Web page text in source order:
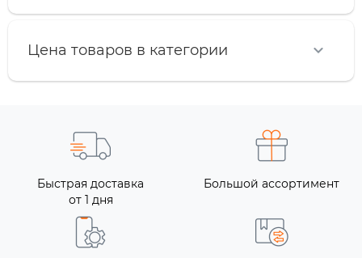
Цена товаров в категории
Быстрая доставка
от 1 дня
Большой ассортимент